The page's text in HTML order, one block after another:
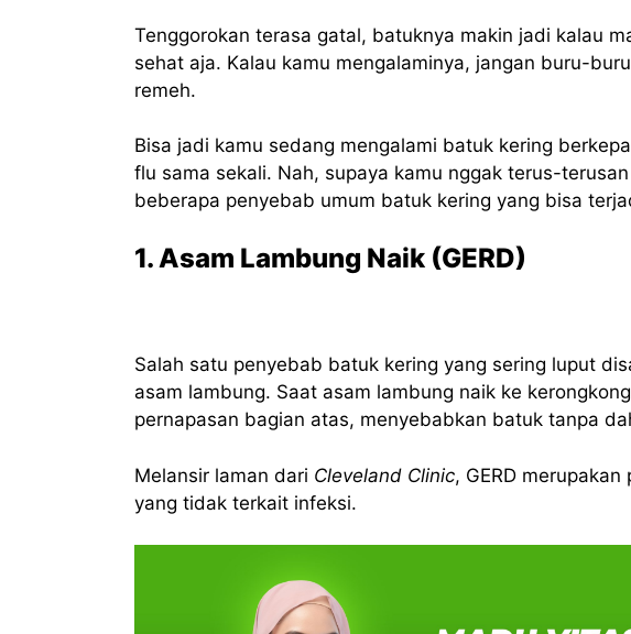
Tenggorokan terasa gatal, batuknya makin jadi kalau
sehat aja. Kalau kamu mengalaminya, jangan buru-
remeh.
Bisa jadi kamu sedang mengalami batuk kering
flu sama sekali. Nah, supaya kamu nggak terus-
beberapa penyebab umum batuk kering yang bisa
1. Asam Lambung Naik (GERD)
Salah satu penyebab batuk kering yang sering luput
asam lambung. Saat asam lambung naik ke
pernapasan bagian atas, menyebabkan batuk tanpa
Melansir laman dari Cleveland Clinic, GERD
yang tidak terkait infeksi.